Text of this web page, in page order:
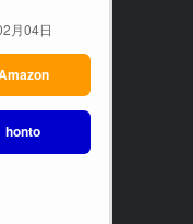
月04日
honto